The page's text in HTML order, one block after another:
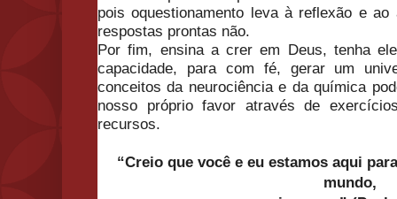
pois oquestionamento leva à reflexão e ao
respostas prontas não.
Por fim, ensina a crer em Deus, tenha ele
capacidade, para com fé, gerar um
conceitos da neurociência e da química
nosso próprio favor através de
recursos.
“Creio que você e eu estamos aqui
mundo,